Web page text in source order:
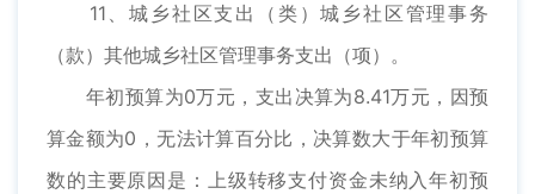
11、城乡社区支出（类）城乡社区管理事务
（款）其他城乡社区管理事务支出（项）。
年初预算为0万元，支出决算为8.41万元，因预
算金额为0，无法计算百分比，决算数大于年初预算
数的主要原因是：上级转移支付资金未纳入年初预